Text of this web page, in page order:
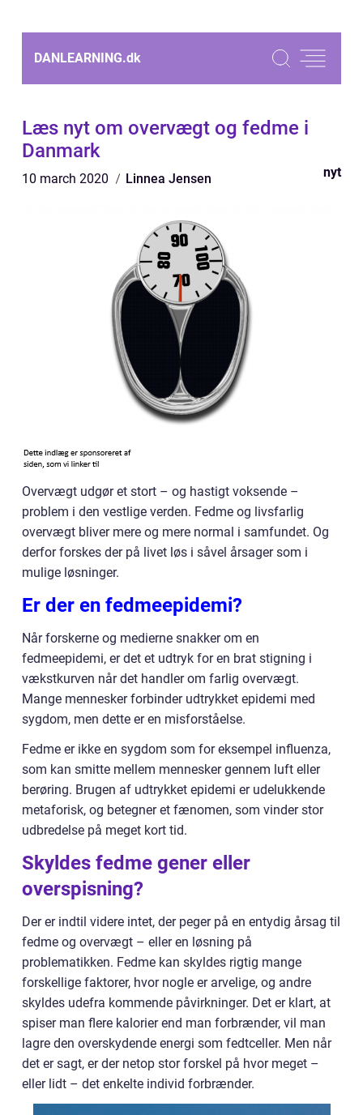
DANLEARNING.dk
Læs nyt om overvægt og fedme i
Danmark
10 march 2020 Linnea Jensen nyt
Overvægt udgør et stort – og hastigt voksende –
problem i den vestlige verden. Fedme og livsfarlig
overvægt bliver mere og mere normal i samfundet. Og
derfor forskes der på livet løs i såvel årsager som i
mulige løsninger.
Er der en fedmeepidemi?
Når forskerne og medierne snakker om en
fedmeepidemi, er det et udtryk for en brat stigning i
vækstkurven når det handler om farlig overvægt.
Mange mennesker forbinder udtrykket epidemi med
sygdom, men dette er en misforståelse.
Fedme er ikke en sygdom som for eksempel influenza,
som kan smitte mellem mennesker gennem luft eller
berøring. Brugen af udtrykket epidemi er udelukkende
metaforisk, og betegner et fænomen, som vinder stor
udbredelse på meget kort tid.
Skyldes fedme gener eller
overspisning?
Der er indtil videre intet, der peger på en entydig årsag til
fedme og overvægt – eller en løsning på
problematikken. Fedme kan skyldes rigtig mange
forskellige faktorer, hvor nogle er arvelige, og andre
skyldes udefra kommende påvirkninger. Det er klart, at
spiser man flere kalorier end man forbrænder, vil man
lagre den overskydende energi som fedtceller. Men når
det er sagt, er der netop stor forskel på hvor meget –
eller lidt – det enkelte individ forbrænder.